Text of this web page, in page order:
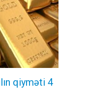
qiyməti 4